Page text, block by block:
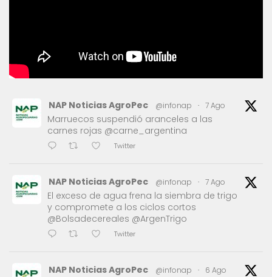
NAP Noticias AgroPec @infonap · 7 Ago
Marruecos suspendió aranceles a las
carnes rojas @carne_argentina
Twitter
NAP Noticias AgroPec @infonap · 7 Ago
El exceso de agua frena la siembra de trigo
y compromete a los ciclos cortos
@Bolsadecereales @ArgenTrigo
Twitter
NAP Noticias AgroPec @infonap · 6 Ago